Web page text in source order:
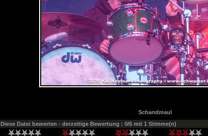
Schandmaul
Diese Datei bewerten - derzeitige Bewertung : 0/5 mit 1 Stimme(n)